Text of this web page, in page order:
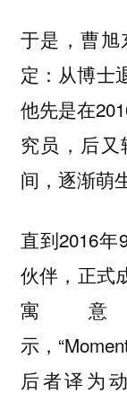
于是，曹
定：从博士
他先是在
究员，后
间，逐渐萌
直到2016
伙伴，正式
寓
示，
后者译为